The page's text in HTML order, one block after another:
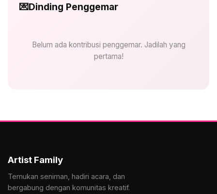
💌Dinding Penggemar
Belum ada kontribusi penggemar. Jadilah yang
pertama!
Artist Family
Temukan seniman, hadiri acara, dan
bergabung dengan komunitas kreatif.